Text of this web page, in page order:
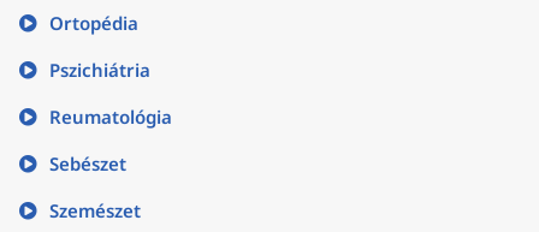
Ortopédia
Pszichiátria
Reumatológia
Sebészet
Szemészet